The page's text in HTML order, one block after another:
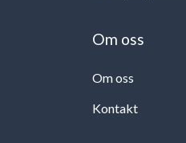
Om oss
Om oss
Kontakt